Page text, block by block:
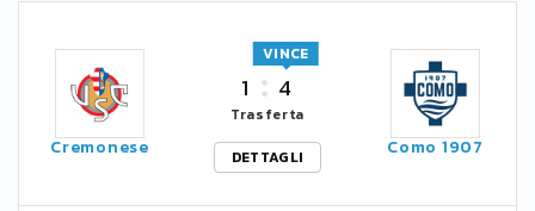
Cremonese
1 4
VINCE
Trasferta
DETTAGLI
Como 1907